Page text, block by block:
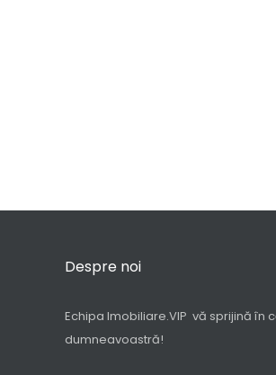
Despre noi
Echipa Imobiliare.VIP vă sprijină în
dumneavoastră!